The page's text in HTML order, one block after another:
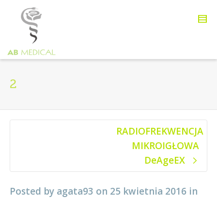
2
RADIOFREKWENCJA
MIKROIGŁOWA
DeAgeEX
Posted by agata93 on 25 kwietnia 2016 in